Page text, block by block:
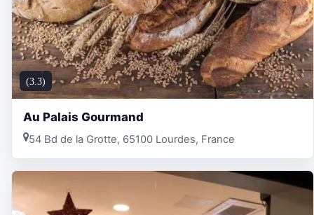
(3.3)
Au Palais Gourmand
54 Bd de la Grotte, 65100 Lourdes, France